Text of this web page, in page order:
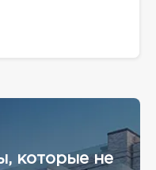
которые не